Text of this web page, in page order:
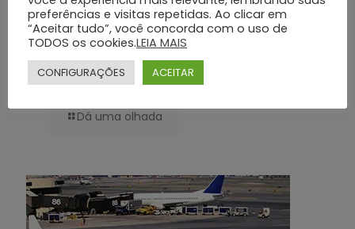
Atendimento 24h e Suporte Emergencial: A Eficiência e Cuidado
Contínuo do Grupo Silva e Santos
Dá uma olhada
preferências e visitas repetidas. Ao clicar em
“Aceitar tudo”, você concorda com o uso de
TODOS os cookies.LEIA MAIS
CONFIGURAÇÕES ACEITAR